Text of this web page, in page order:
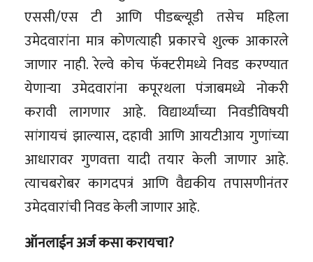
एससी/एस टी आणि पीडब्ल्यूडी तसेच महिला
उमेदवारांना मात्र कोणत्याही प्रकारचे शुल्क आकारले
जाणार नाही. रेल्वे कोच फॅक्टरीमध्ये निवड करण्यात
येणाऱ्या उमेदवारांना कपूरथला पंजाबमध्ये नोकरी
करावी लागणार आहे. विद्यार्थ्यांच्या निवडीविषयी
सांगायचं झाल्यास, दहावी आणि आयटीआय गुणांच्या
आधारावर गुणवत्ता यादी तयार केली जाणार आहे.
त्याचबरोबर कागदपत्रं आणि वैद्यकीय तपासणीनंतर
उमेदवारांची निवड केली जाणार आहे.
ऑनलाईन अर्ज कसा करायचा?